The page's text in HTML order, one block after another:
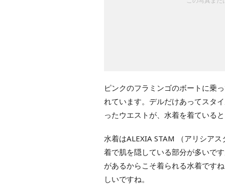
ピンクのフラミンゴのボートに乗
れています。デルだけあってスタ
ったウエストが、水着を着ている
水着はALEXIA STAM （アリシア
着で肌を隠している部分が多いで
があるからこそ着られる水着です
しいですね。